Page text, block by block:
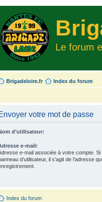
Le forum
Brigadeloire.fr Index du forum
votre mot de passe
d’utilisateur:
e-mail:
e-mail associée à votre compte.
d’utilisateur, il s’agit de l’adresse
Index du forum